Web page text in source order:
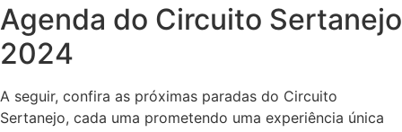
Agenda do Circuito Sertanejo
2024
A seguir, confira as próximas paradas do Circuito
Sertanejo, cada uma prometendo uma experiência única